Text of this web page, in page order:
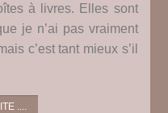
à livres. Elles sont
je n’ai pas vraiment
c’est tant mieux s’il
....